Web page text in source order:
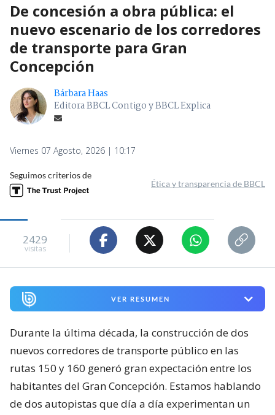
De concesión a obra pública: el
nuevo escenario de los corredores
de transporte para Gran
Concepción
Bárbara Haas
Editora BBCL Contigo y BBCL Explica
Viernes 07 Agosto, 2026 | 10:17
Seguimos criterios de
Ética y transparencia de BBCL
2429
visitas
VER RESUMEN
Durante la última década, la construcción de dos
nuevos corredores de transporte público en las
rutas 150 y 160 generó gran expectación entre los
habitantes del Gran Concepción. Estamos hablando
de dos autopistas que día a día experimentan un